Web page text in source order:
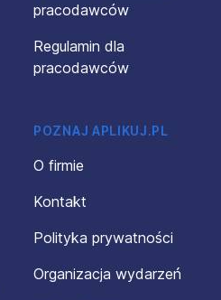
pracodawców
Regulamin dla
pracodawców
POZNAJ APLIKUJ.PL
O firmie
Kontakt
Polityka prywatności
Organizacja wydarzeń